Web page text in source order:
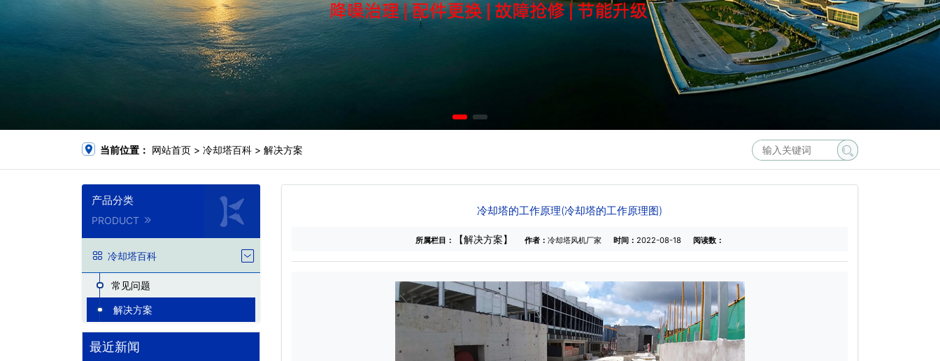
当前位置： 网站首页 > 冷却塔百科 > 解决方案
产品分类
PRODUCT
冷却塔百科
常见问题
解决方案
最近新闻
冷却塔的工作原理(冷却塔的工作原理图)
所属栏目： 【解决方案】 作者： 冷却塔风机厂家 时间： 2022-08-18 阅读数：